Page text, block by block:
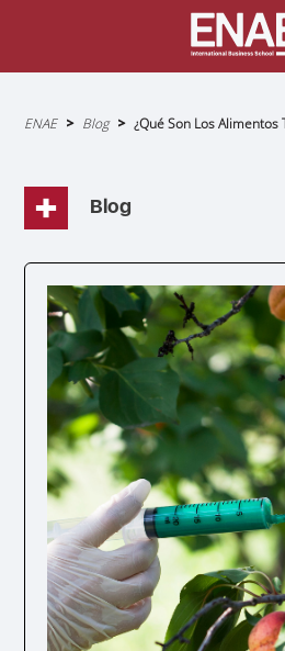
Sobrescribir
la
navegación
ENAE Blog ¿Qué Son Los Alimentos
Blog